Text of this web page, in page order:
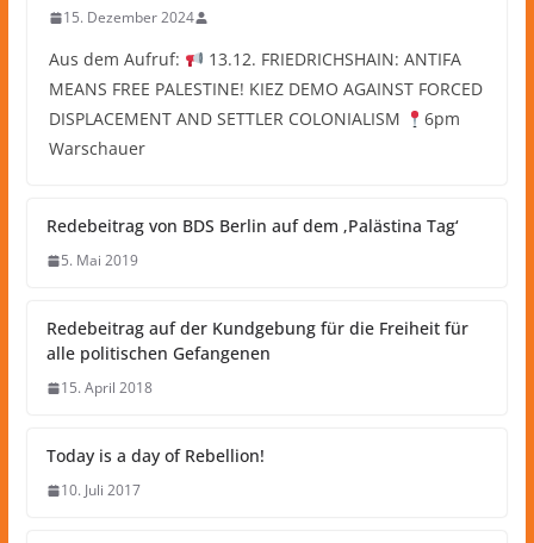
15. Dezember 2024
Aus dem Aufruf:
13.12. FRIEDRICHSHAIN: ANTIFA
MEANS FREE PALESTINE! KIEZ DEMO AGAINST FORCED
DISPLACEMENT AND SETTLER COLONIALISM
6pm
Warschauer
Redebeitrag von BDS Berlin auf dem ‚Palästina Tag‘
5. Mai 2019
Redebeitrag auf der Kundgebung für die Freiheit für
alle politischen Gefangenen
15. April 2018
Today is a day of Rebellion!
10. Juli 2017